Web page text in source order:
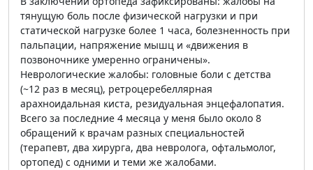
тянущую боль после физической нагрузки и при
статической нагрузке более 1 часа, болезненность при
пальпации, напряжение мышц и «движения в
позвоночнике умеренно ограничены».
Неврологические жалобы: головные боли с детства
(~12 раз в месяц), ретроцеребеллярная
арахноидальная киста, резидуальная энцефалопатия.
Всего за последние 4 месяца у меня было около 8
обращений к врачам разных специальностей
(терапевт, два хирурга, два невролога, офтальмолог,
ортопед) с одними и теми же жалобами.